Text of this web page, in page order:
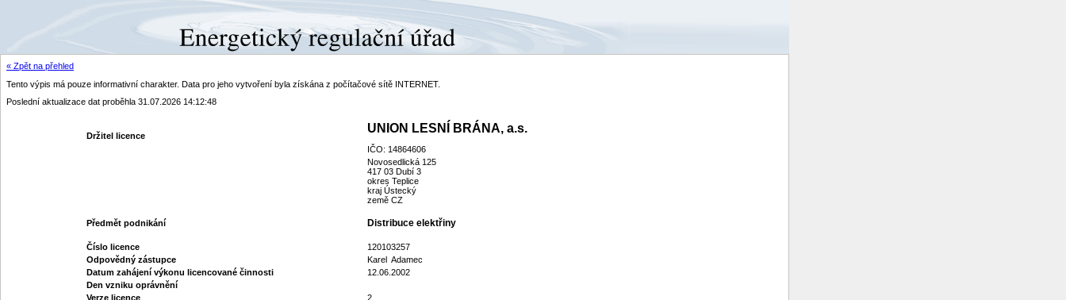
« Zpět na přehled
Tento výpis má pouze informativní charakter. Data pro jeho vytvoření byla získána z počítačové sítě INTERNET.
Poslední aktualizace dat proběhla 31.07.2026 14:12:48
Držitel licence
UNION LESNÍ BRÁNA, a.s.
IČO: 14864606
Novosedlická 125
417 03 Dubí 3
okres Teplice
kraj Ústecký
země CZ
Předmět podnikání Distribuce elektřiny
Číslo licence
120103257
Odpovědný zástupce
Karel Adamec
Datum zahájení výkonu licencované činnosti
12.06.2002
Den vzniku oprávnění
Verze licence
2